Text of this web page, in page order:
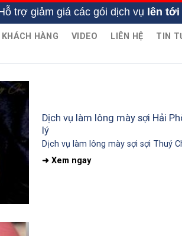
trợ giảm giá các gói dịch vụ lên tới
KHÁCH HÀNG VIDEO LIÊN HỆ TIN
Dịch vụ làm lông mày sợi Hải
lý
Dịch vụ làm lông mày sợi sợi Thuý